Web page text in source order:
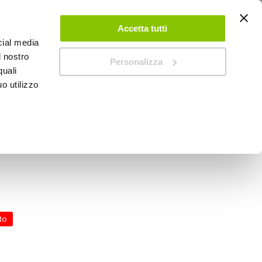
media
nostro
utilizzo
Accetta tutti
Personalizza
ACCEDI CREA UN ACCOUNT CONTATTACI